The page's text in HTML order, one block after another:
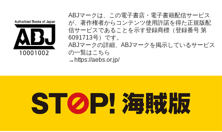
ABJマークは、この電子書店・電子書籍配信サービス
が、著作権者からコンテンツ使用許諾を得た正規版配
信サービスであることを示す登録商標（登録番号 第
6091713号）です。
ABJマークの詳細、ABJマークを掲示しているサービス
の一覧はこちら
→ https://aebs.or.jp/